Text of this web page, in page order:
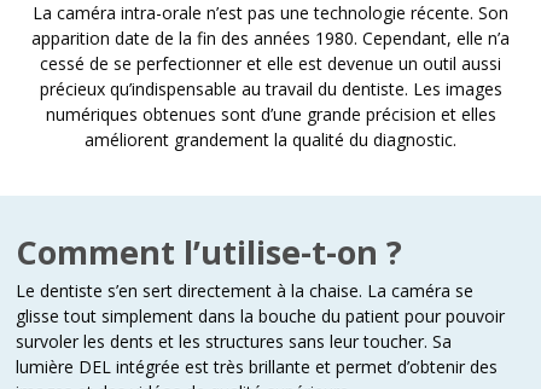
La caméra intra-orale n’est pas une technologie récente. Son
apparition date de la fin des années 1980. Cependant, elle n’a
cessé de se perfectionner et elle est devenue un outil aussi
précieux qu’indispensable au travail du dentiste. Les images
numériques obtenues sont d’une grande précision et elles
améliorent grandement la qualité du diagnostic.
Comment l’utilise-t-on ?
Le dentiste s’en sert directement à la chaise. La caméra se
glisse tout simplement dans la bouche du patient pour pouvoir
survoler les dents et les structures sans leur toucher. Sa
lumière DEL intégrée est très brillante et permet d’obtenir des